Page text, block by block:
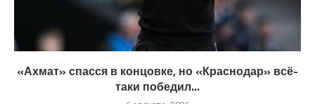
«Ахмат» спасся в концовке, но «Краснодар» всё-
таки победил...